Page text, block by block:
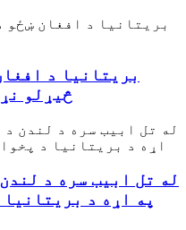
بریتانیا د
څیړلو
له تل ابیب سره د
په اړه د